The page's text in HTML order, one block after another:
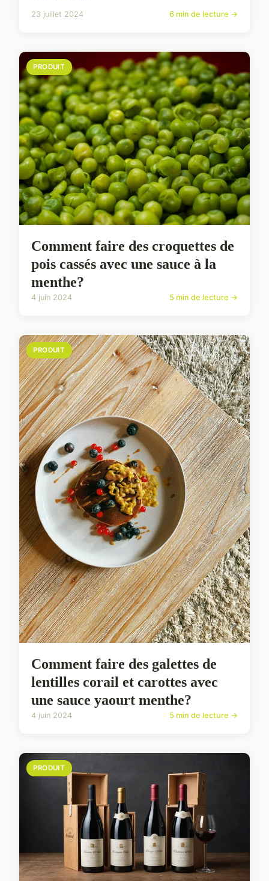
23 juillet 2024 6 min de lecture →
PRODUIT
Comment faire des croquettes de
pois cassés avec une sauce à la
menthe?
4 juin 2024 5 min de lecture →
PRODUIT
Comment faire des galettes de
lentilles corail et carottes avec
une sauce yaourt menthe?
4 juin 2024 5 min de lecture →
PRODUIT